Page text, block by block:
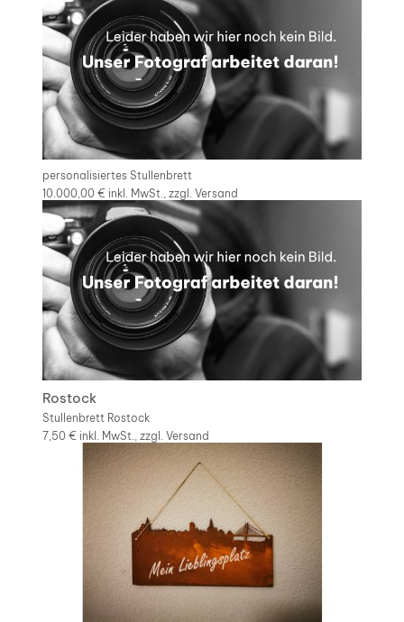
personalisiertes Stullenbrett
10.000,00 € inkl. MwSt., zzgl. Versand
Rostock
Stullenbrett Rostock
7,50 € inkl. MwSt., zzgl. Versand